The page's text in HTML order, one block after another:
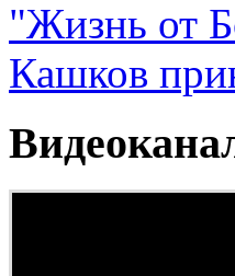
"Жизнь от
Кашков